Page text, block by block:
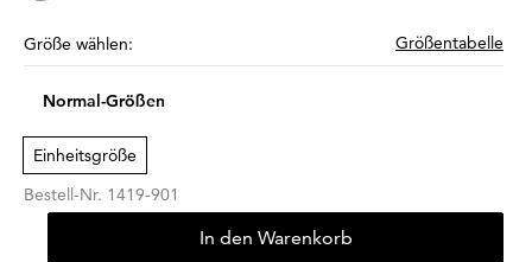
Größe wählen: Größentabelle
Normal-Größen
Einheitsgröße
Bestell-Nr. 1419-901
In den Warenkorb